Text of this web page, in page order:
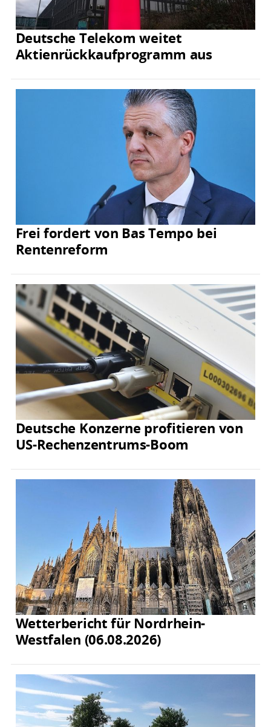
Deutsche Telekom weitet
Aktienrückkaufprogramm aus
Frei fordert von Bas Tempo bei
Rentenreform
Deutsche Konzerne profitieren von
US-Rechenzentrums-Boom
Wetterbericht für Nordrhein-
Westfalen (06.08.2026)